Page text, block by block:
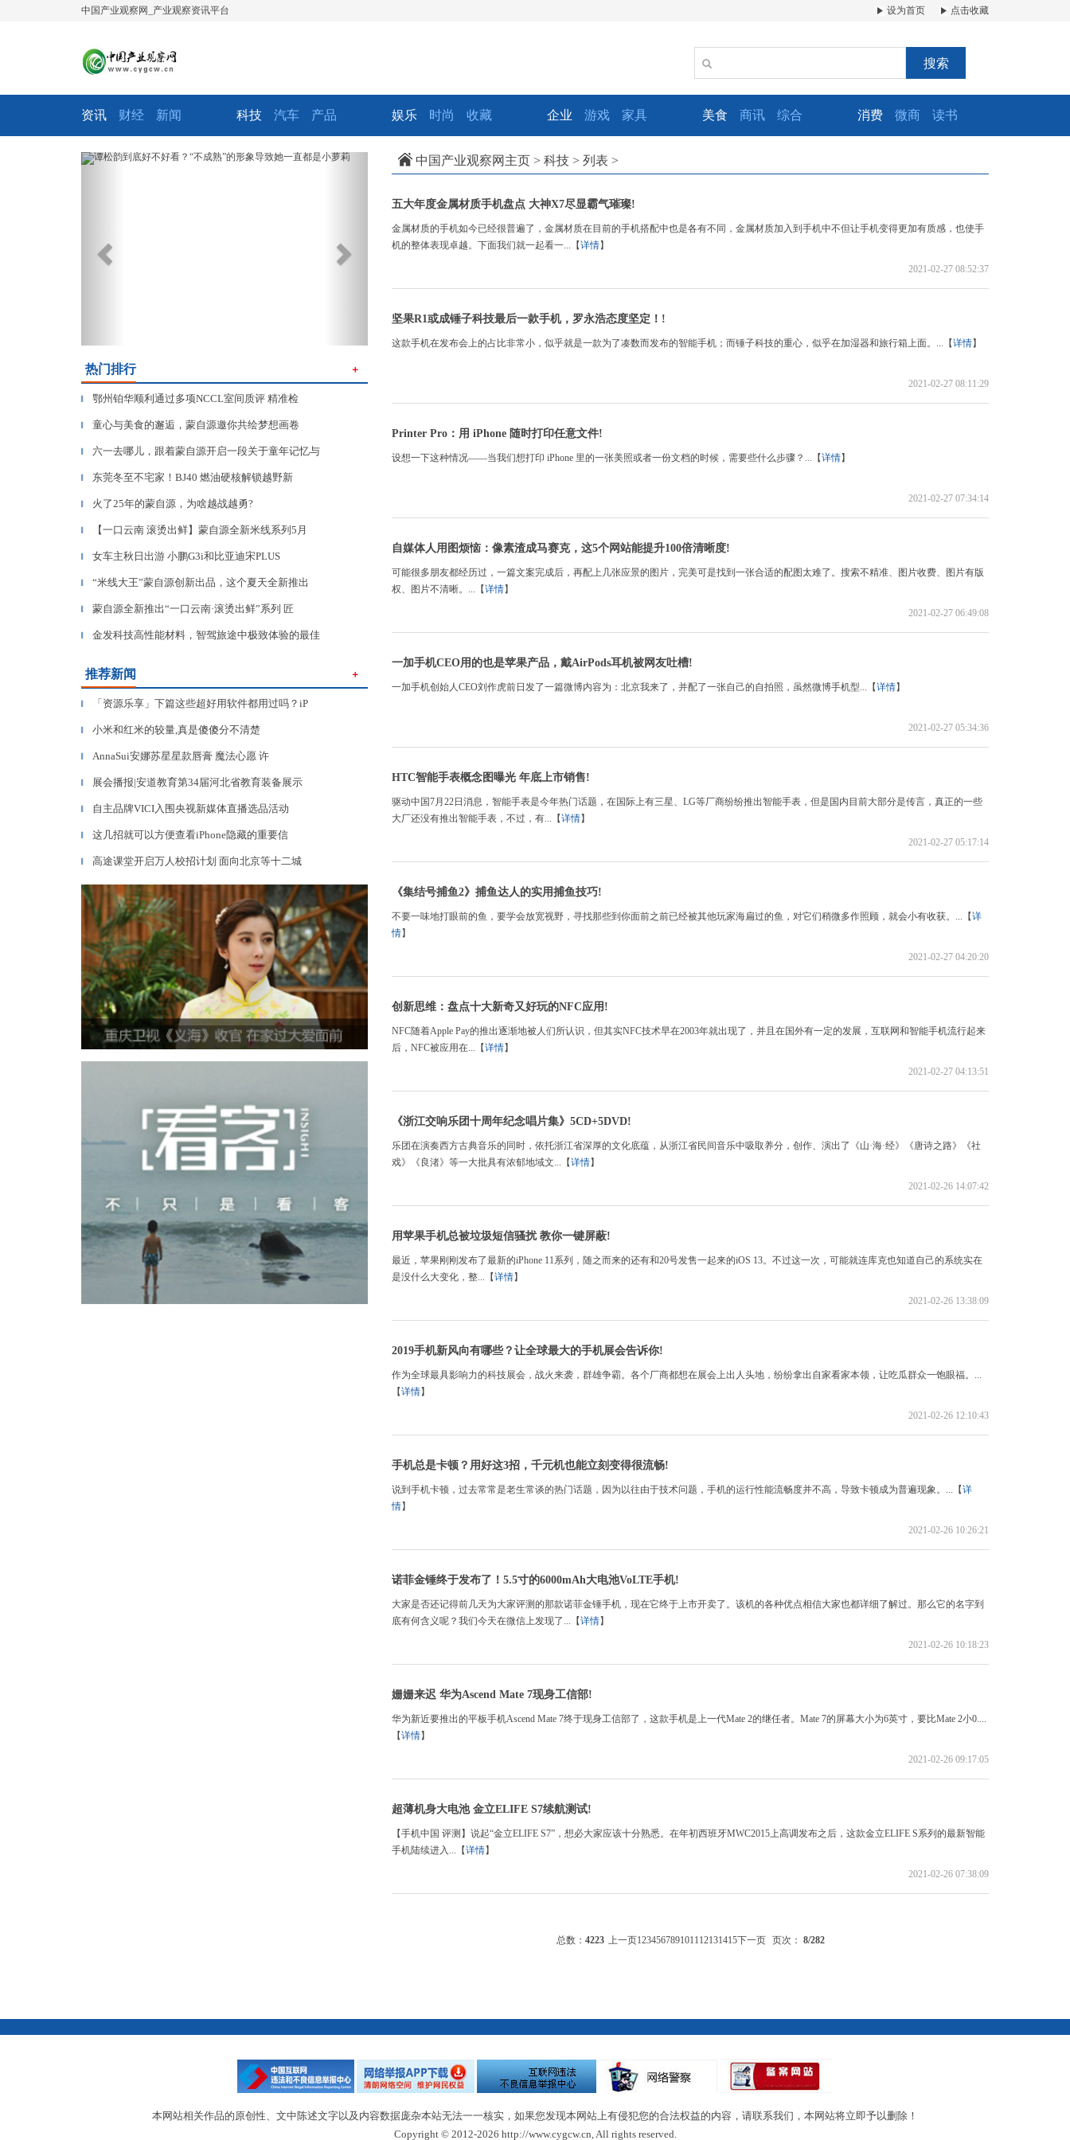
中国产业观察网_产业观察资讯平台 设为首页 点击收藏
搜索
资讯 财经 新闻 科技 汽车 产品 娱乐 时尚 收藏 企业 游戏 家具 美食 商讯 综合 消费 微商 读书
Previous Next
热门排行 ＋
▎ 鄂州铂华顺利通过多项NCCL室间质评 精准检
▎ 童心与美食的邂逅，蒙自源邀你共绘梦想画卷
▎ 六一去哪儿，跟着蒙自源开启一段关于童年记忆与
▎ 东莞冬至不宅家！BJ40 燃油硬核解锁越野新
▎ 火了25年的蒙自源，为啥越战越勇?
▎ 【一口云南 滚烫出鲜】蒙自源全新米线系列5月
▎ 女车主秋日出游 小鹏G3i和比亚迪宋PLUS
▎ “米线大王”蒙自源创新出品，这个夏天全新推出
▎ 蒙自源全新推出“一口云南·滚烫出鲜”系列 匠
▎ 金发科技高性能材料，智驾旅途中极致体验的最佳
推荐新闻 ＋
▎ 「资源乐享」下篇这些超好用软件都用过吗？iP
▎ 小米和红米的较量,真是傻傻分不清楚
▎ AnnaSui安娜苏星星款唇膏 魔法心愿 许
▎ 展会播报|安道教育第34届河北省教育装备展示
▎ 自主品牌VICI入围央视新媒体直播选品活动
▎ 这几招就可以方便查看iPhone隐藏的重要信
▎ 高途课堂开启万人校招计划 面向北京等十二城
中国产业观察网主页 > 科技 > 列表 >
五大年度金属材质手机盘点 大神X7尽显霸气璀璨!
金属材质的手机如今已经很普遍了，金属材质在目前的手机搭配中也是各有不同，金属材质加入到手机中不但让手机变得更加有质感，也使手
机的整体表现卓越。下面我们就一起看一...【详情】
2021-02-27 08:52:37
坚果R1或成锤子科技最后一款手机，罗永浩态度坚定！!
这款手机在发布会上的占比非常小，似乎就是一款为了凑数而发布的智能手机；而锤子科技的重心，似乎在加湿器和旅行箱上面。...【详情】
2021-02-27 08:11:29
Printer Pro：用 iPhone 随时打印任意文件!
设想一下这种情况——当我们想打印 iPhone 里的一张美照或者一份文档的时候，需要些什么步骤？...【详情】
2021-02-27 07:34:14
自媒体人用图烦恼：像素渣成马赛克，这5个网站能提升100倍清晰度!
可能很多朋友都经历过，一篇文案完成后，再配上几张应景的图片，完美可是找到一张合适的配图太难了。搜索不精准、图片收费、图片有版
权、图片不清晰。...【详情】
2021-02-27 06:49:08
一加手机CEO用的也是苹果产品，戴AirPods耳机被网友吐槽!
一加手机创始人CEO刘作虎前日发了一篇微博内容为：北京我来了，并配了一张自己的自拍照，虽然微博手机型...【详情】
2021-02-27 05:34:36
HTC智能手表概念图曝光 年底上市销售!
驱动中国7月22日消息，智能手表是今年热门话题，在国际上有三星、LG等厂商纷纷推出智能手表，但是国内目前大部分是传言，真正的一些
大厂还没有推出智能手表，不过，有...【详情】
2021-02-27 05:17:14
《集结号捕鱼2》捕鱼达人的实用捕鱼技巧!
不要一味地打眼前的鱼，要学会放宽视野，寻找那些到你面前之前已经被其他玩家海扁过的鱼，对它们稍微多作照顾，就会小有收获。...【详
情】
2021-02-27 04:20:20
创新思维：盘点十大新奇又好玩的NFC应用!
NFC随着Apple Pay的推出逐渐地被人们所认识，但其实NFC技术早在2003年就出现了，并且在国外有一定的发展，互联网和智能手机流行起来
后，NFC被应用在...【详情】
2021-02-27 04:13:51
《浙江交响乐团十周年纪念唱片集》5CD+5DVD!
乐团在演奏西方古典音乐的同时，依托浙江省深厚的文化底蕴，从浙江省民间音乐中吸取养分，创作、演出了《山·海·经》《唐诗之路》《社
戏》《良渚》等一大批具有浓郁地域文...【详情】
2021-02-26 14:07:42
用苹果手机总被垃圾短信骚扰 教你一键屏蔽!
最近，苹果刚刚发布了最新的iPhone 11系列，随之而来的还有和20号发售一起来的iOS 13。不过这一次，可能就连库克也知道自己的系统实在
是没什么大变化，整...【详情】
2021-02-26 13:38:09
2019手机新风向有哪些？让全球最大的手机展会告诉你!
作为全球最具影响力的科技展会，战火来袭，群雄争霸。各个厂商都想在展会上出人头地，纷纷拿出自家看家本领，让吃瓜群众一饱眼福。...
【详情】
2021-02-26 12:10:43
手机总是卡顿？用好这3招，千元机也能立刻变得很流畅!
说到手机卡顿，过去常常是老生常谈的热门话题，因为以往由于技术问题，手机的运行性能流畅度并不高，导致卡顿成为普遍现象。...【详
情】
2021-02-26 10:26:21
诺菲金锤终于发布了！5.5寸的6000mAh大电池VoLTE手机!
大家是否还记得前几天为大家评测的那款诺菲金锤手机，现在它终于上市开卖了。该机的各种优点相信大家也都详细了解过。那么它的名字到
底有何含义呢？我们今天在微信上发现了...【详情】
2021-02-26 10:18:23
姗姗来迟 华为Ascend Mate 7现身工信部!
华为新近要推出的平板手机Ascend Mate 7终于现身工信部了，这款手机是上一代Mate 2的继任者。Mate 7的屏幕大小为6英寸，要比Mate 2小0....
【详情】
2021-02-26 09:17:05
超薄机身大电池 金立ELIFE S7续航测试!
【手机中国 评测】说起“金立ELIFE S7”，想必大家应该十分熟悉。在年初西班牙MWC2015上高调发布之后，这款金立ELIFE S系列的最新智能
手机陆续进入...【详情】
2021-02-26 07:38:09
总数： 4223 上一页123456789101112131415下一页 页次： 8/282
本网站相关作品的原创性、文中陈述文字以及内容数据庞杂本站无法一一核实，如果您发现本网站上有侵犯您的合法权益的内容，请联系我们，本网站将立即予以删除！
Copyright © 2012-2026 http://www.cygcw.cn, All rights reserved.